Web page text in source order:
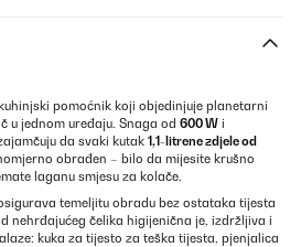
pomoćnik koji objedinjuje planetarni
u jednom uređaju. Snaga od 600 W i
da svaki kutak 1,1-litrene zdjele od
obrađen – bilo da mijesite krušno
laganu smjesu za kolače.
temeljitu obradu bez ostataka tijesta
nehrđajućeg čelika higijenična je, izdržljiva i
kuka za tijesto za teška tijesta, pjenjalica